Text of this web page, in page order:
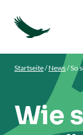
Startseite/News/So
Wie